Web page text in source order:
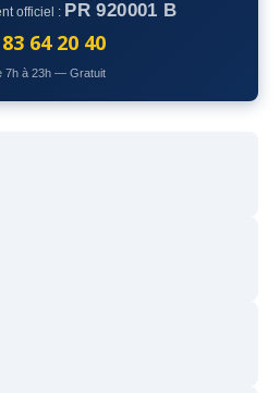
officiel : PR 920001 B
64 20 40
7h à 23h — Gratuit